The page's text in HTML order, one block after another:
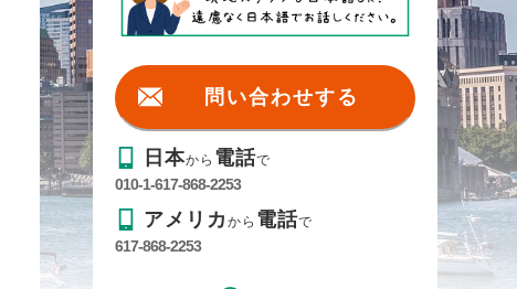
問い合わせする
日本から 電話で
010-1-617-868-2253
アメリカから 電話で
617-868-2253